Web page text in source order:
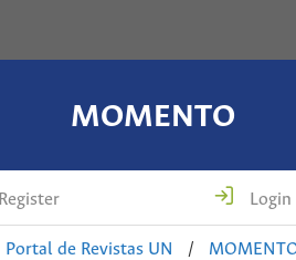
MOMENTO
Register Login
Portal de Revistas UN /